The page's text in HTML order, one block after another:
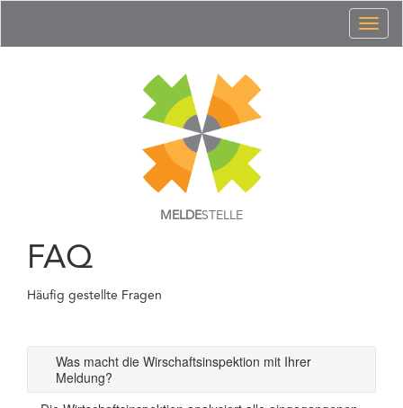
MELDESTELLE
FAQ
Häufig gestellte Fragen
Was macht die Wirschaftsinspektion mit Ihrer
Meldung?